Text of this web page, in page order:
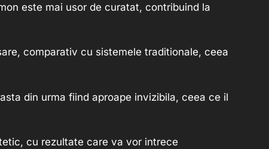
este mai usor de curatat, contribuind la
comparativ cu sistemele traditionale, ceea
din urma fiind aproape invizibila, ceea ce il
cu rezultate care va vor intrece